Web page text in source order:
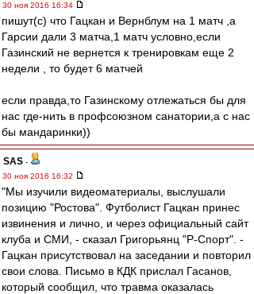
30 ноя 2016 16:34
пишут(с) что Гацкан и Вернблум на 1 матч ,а
Гарсии дали 3 матча,1 матч условно,если
Газинский не вернется к тренировкам еще 2
недели , то будет 6 матчей
если правда,то Газинскому отлежаться бы для
нас где-нить в профсоюзном санатории,а с нас
бы мандаринки))
SAS -
30 ноя 2016 16:32
"Мы изучили видеоматериалы, выслушали
позицию "Ростова". Футболист Гацкан принес
извинения и лично, и через официальный сайт
клуба и СМИ, - сказал Григорьянц "Р-Спорт". -
Гацкан присутствовал на заседании и повторил
свои слова. Письмо в КДК прислал Гасанов,
который сообщил, что травма оказалась